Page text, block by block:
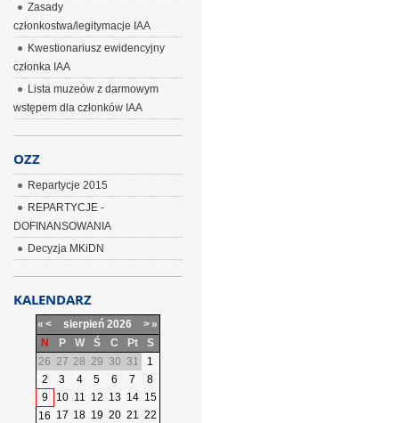
Zasady
członkostwa/legitymacje IAA
Kwestionariusz ewidencyjny
członka IAA
Lista muzeów z darmowym
wstępem dla członków IAA
OZZ
Repartycje 2015
REPARTYCJE -
DOFINANSOWANIA
Decyzja MKiDN
KALENDARZ
« < sierpień 2026 >»
N
P W Ś C Pt
S
26 27 28 29 30 31
1
2
3 4 5 6 7
8
9
10 11 12 13 14 15
16 17 18 19 20 21 22